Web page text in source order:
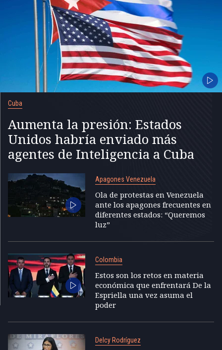
Cuba
Aumenta la presión: Estados
Unidos habría enviado más
agentes de Inteligencia a Cuba
Apagones Venezuela
Ola de protestas en Venezuela
ante los apagones frecuentes en
diferentes estados: “Queremos
luz”
Colombia
Estos son los retos en materia
económica que enfrentará De la
Espriella una vez asuma el
poder
Delcy Rodríguez